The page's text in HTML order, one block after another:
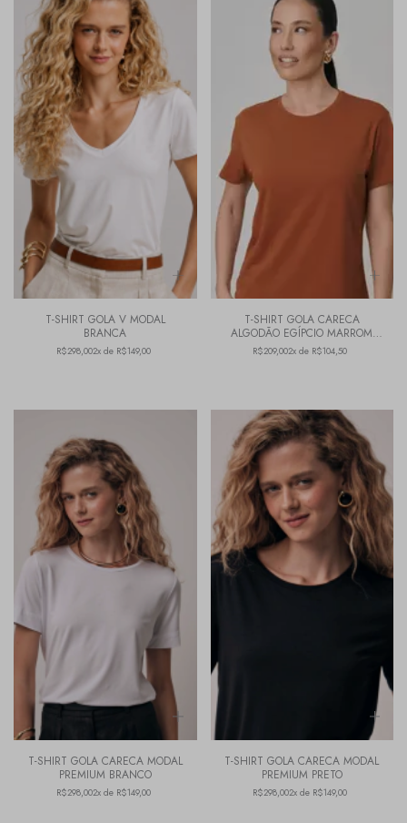
T-SHIRT GOLA V MODAL
BRANCA
R$298,002x de R$149,00
T-SHIRT GOLA CARECA
ALGODÃO EGÍPCIO MARROM
TOFFEE
R$209,002x de R$104,50
T-SHIRT GOLA CARECA MODAL
PREMIUM BRANCO
R$298,002x de R$149,00
T-SHIRT GOLA CARECA MODAL
PREMIUM PRETO
R$298,002x de R$149,00